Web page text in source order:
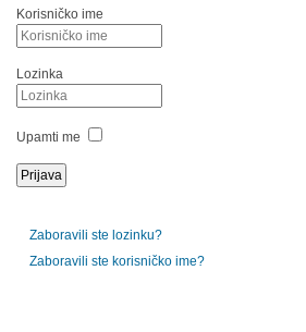
Korisničko ime
Lozinka
Upamti me
Zaboravili ste lozinku?
Zaboravili ste korisničko ime?